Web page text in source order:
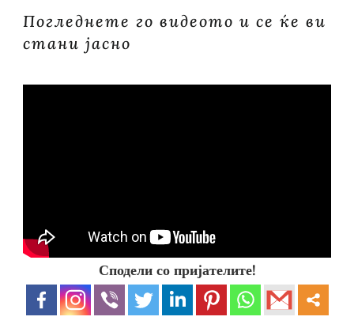
Погледнете го видеото и се ќе ви
стани јасно
Сподели со пријателите!